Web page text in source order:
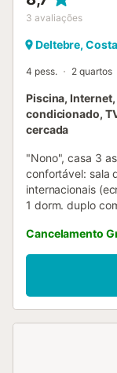
3 avaliações
Deltebre,
4 pess. 2 quartos
Piscina,
condicionado,
cercada
"Nono", casa 3
confortável: sala
internacionais
1 dorm. duplo
comprimento).
de
eléctrica).
calefação por ar
espreguiçadeira.
Cancelamento